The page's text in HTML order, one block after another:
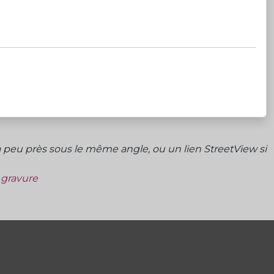
près sous le même angle, ou un lien StreetView si